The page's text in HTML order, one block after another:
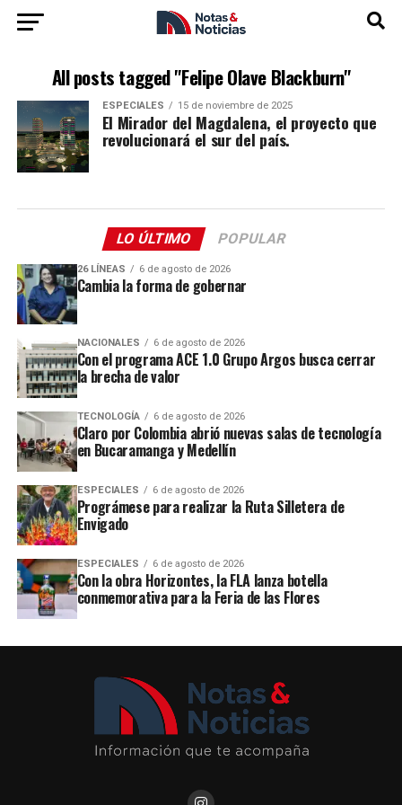
All posts tagged "Felipe Olave Blackburn"
ESPECIALES 15 de noviembre de 2025
El Mirador del Magdalena, el proyecto que
revolucionará el sur del país.
LO ÚLTIMO POPULAR
26 LÍNEAS 6 de agosto de 2026
Cambia la forma de gobernar
NACIONALES 6 de agosto de 2026
Con el programa ACE 1.0 Grupo Argos busca cerrar
la brecha de valor
TECNOLOGÍA 6 de agosto de 2026
Claro por Colombia abrió nuevas salas de tecnología
en Bucaramanga y Medellín
ESPECIALES 6 de agosto de 2026
Prográmese para realizar la Ruta Silletera de
Envigado
ESPECIALES 6 de agosto de 2026
Con la obra Horizontes, la FLA lanza botella
conmemorativa para la Feria de las Flores